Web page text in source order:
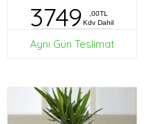
3749
,00TL
Kdv Dahil
Aynı Gün Teslimat